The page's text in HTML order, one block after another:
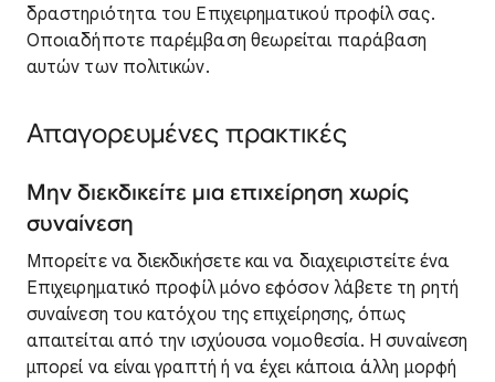
δραστηριότητα του Επιχειρηματικού προφίλ σας.
Οποιαδήποτε παρέμβαση θεωρείται παράβαση
αυτών των πολιτικών.
Απαγορευμένες πρακτικές
Μην διεκδικείτε μια επιχείρηση χωρίς
συναίνεση
Μπορείτε να διεκδικήσετε και να διαχειριστείτε ένα
Επιχειρηματικό προφίλ μόνο εφόσον λάβετε τη ρητή
συναίνεση του κατόχου της επιχείρησης, όπως
απαιτείται από την ισχύουσα νομοθεσία. Η συναίνεση
μπορεί να είναι γραπτή ή να έχει κάποια άλλη μορφή